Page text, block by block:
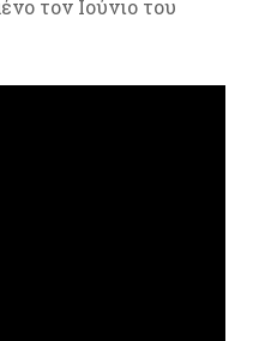
τον Ιούνιο του